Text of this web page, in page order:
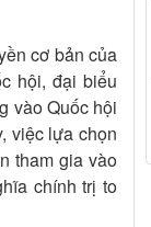
cơ bản của
hội, đại biểu
vào Quốc hội
việc lựa chọn
tham gia vào
chính trị to